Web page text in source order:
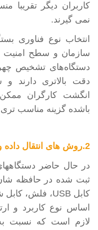
کاربران دیگر تقریبا
نمی گیرند.
انتخاب نوع فناوری
سازمان و سطح امنیت
دستگاه‌های تشخیص
دقت بالاتری دارند
انگشت کارگران
باشده گزینه مناسب
2.روش های انتقال داده و قابلیت یکپارچه‌سازی
در حال حاضر
ثبت شده در حافظه
کابل USB، فلش، کابل
اساس نوع کاربرد و
لازم است که نسبت